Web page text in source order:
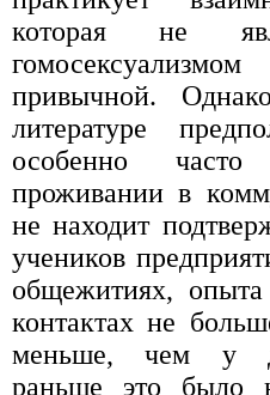
которая не
привычной.
литературе
особенно
проживании в
не находит
учеников
общежитиях,
контактах не
меньше, чем у
раньше это было